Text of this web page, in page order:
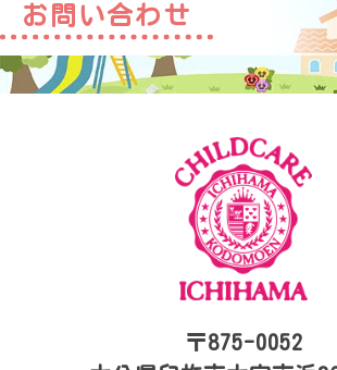
お問い合わせ
〒875-0052